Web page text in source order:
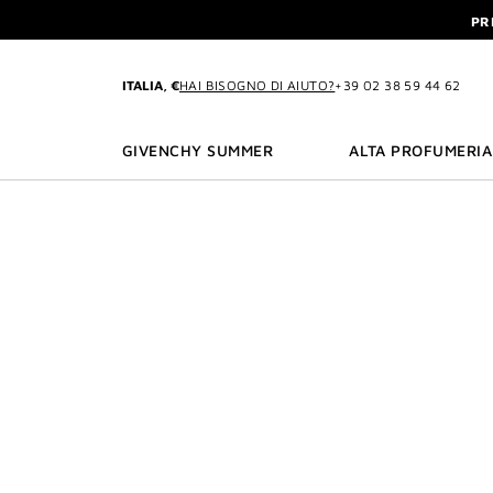
INTERDIT: RICEVI
INTERDIT: RICEVI
ITALIA, €HAI BISOGNO DI AIUTO?+39 02 38 59 44 62
GIVENCHY SUMMER ALTA PROFUMERIA